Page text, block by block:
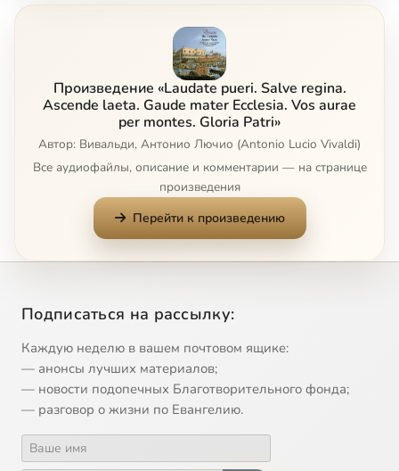
Laudate pueri. Sicut erat in principio
10 Salve regina. Salve regina 4:26
11 Salve regina. Ad te clamamus 1:31
Salve regina. Ad te suspiramus
Salve regina. Eia ergo advocata
14 Salve regina. Et Jesum benedictum 2:07
15 Salve regina. O clemens, o pia
16 Ascende laeta. Ascende laeta 4:28
17 Ascende laeta. Quam pulchri 1:07
18 Ascende laeta. Sternite, Angeli
Произведение «Laudate pueri. Salve regina.
Ascende laeta. Gaude mater Ecclesia. Vos aurae
per montes. Gloria Patri»
Автор: Вивальди, Антонио Лючио (Antonio Lucio Vivaldi)
Все аудиофайлы, описание и комментарии — на странице
произведения
Перейти к произведению
Подписаться на рассылку:
Каждую неделю в вашем почтовом ящике:
— анонсы лучших материалов;
— новости подопечных Благотворительного фонда;
— разговор о жизни по Евангелию.